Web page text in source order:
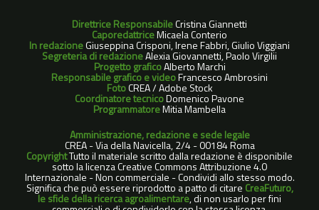
Direttrice ResponsabileCristina Giannetti
CaporedattriceMicaela Conterio
In redazioneGiuseppina Crisponi, Irene Fabbri, Giulio Viggiani
Segreteria di redazioneAlexia Giovannetti, Paolo Virgilii
Progetto graficoAlberto Marchi
Responsabile grafico e videoFrancesco Ambrosini
FotoCREA / Adobe Stock
Coordinatore tecnicoDomenico Pavone
ProgrammatoreMitia Mambella
Amministrazione, redazione e sede legale
CREA - Via della Navicella, 2/4 - 00184 Roma
CopyrightTutto il materiale scritto dalla redazione è disponibile
sotto la licenza Creative Commons Attribuzione 4.0
Internazionale - Non commerciale - Condividi allo stesso modo.
Significa che può essere riprodotto a patto di citare CreaFuturo,
le sfide della ricerca agroalimentare, di non usarlo per fini